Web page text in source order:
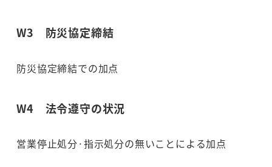
W3 防災協定締結
防災協定締結での加点
W4 法令遵守の状況
営業停止処分·指示処分の無いことによる加点